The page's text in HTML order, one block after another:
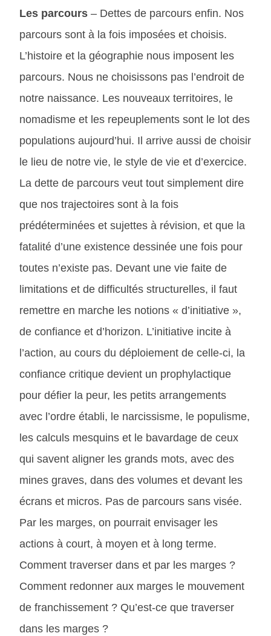
Les parcours – Dettes de parcours enfin. Nos
parcours sont à la fois imposées et choisis.
L’histoire et la géographie nous imposent les
parcours. Nous ne choisissons pas l’endroit de
notre naissance. Les nouveaux territoires, le
nomadisme et les repeuplements sont le lot des
populations aujourd’hui. Il arrive aussi de choisir
le lieu de notre vie, le style de vie et d’exercice.
La dette de parcours veut tout simplement dire
que nos trajectoires sont à la fois
prédéterminées et sujettes à révision, et que la
fatalité d’une existence dessinée une fois pour
toutes n’existe pas. Devant une vie faite de
limitations et de difficultés structurelles, il faut
remettre en marche les notions « d’initiative »,
de confiance et d’horizon. L’initiative incite à
l’action, au cours du déploiement de celle-ci, la
confiance critique devient un prophylactique
pour défier la peur, les petits arrangements
avec l’ordre établi, le narcissisme, le populisme,
les calculs mesquins et le bavardage de ceux
qui savent aligner les grands mots, avec des
mines graves, dans des volumes et devant les
écrans et micros. Pas de parcours sans visée.
Par les marges, on pourrait envisager les
actions à court, à moyen et à long terme.
Comment traverser dans et par les marges ?
Comment redonner aux marges le mouvement
de franchissement ? Qu’est-ce que traverser
dans les marges ?